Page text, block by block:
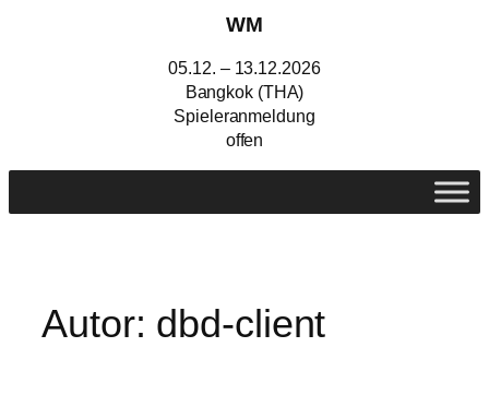
WM
05.12. – 13.12.2026
Bangkok (THA)
Spieleranmeldung
offen
Autor: dbd-client